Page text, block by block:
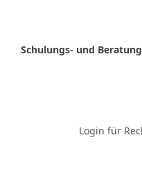
Schulungs- und
Login für